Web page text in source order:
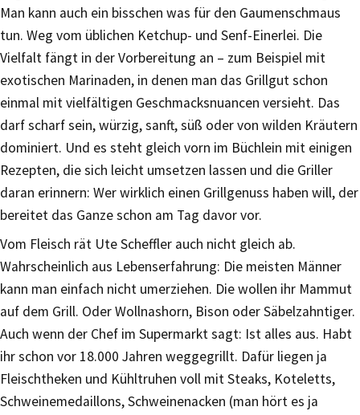
Man kann auch ein bisschen was für den Gaumenschmaus
tun. Weg vom üblichen Ketchup- und Senf-Einerlei. Die
Vielfalt fängt in der Vorbereitung an – zum Beispiel mit
exotischen Marinaden, in denen man das Grillgut schon
einmal mit vielfältigen Geschmacksnuancen versieht. Das
darf scharf sein, würzig, sanft, süß oder von wilden Kräutern
dominiert. Und es steht gleich vorn im Büchlein mit einigen
Rezepten, die sich leicht umsetzen lassen und die Griller
daran erinnern: Wer wirklich einen Grillgenuss haben will, der
bereitet das Ganze schon am Tag davor vor.
Vom Fleisch rät Ute Scheffler auch nicht gleich ab.
Wahrscheinlich aus Lebenserfahrung: Die meisten Männer
kann man einfach nicht umerziehen. Die wollen ihr Mammut
auf dem Grill. Oder Wollnashorn, Bison oder Säbelzahntiger.
Auch wenn der Chef im Supermarkt sagt: Ist alles aus. Habt
ihr schon vor 18.000 Jahren weggegrillt. Dafür liegen ja
Fleischtheken und Kühltruhen voll mit Steaks, Koteletts,
Schweinemedaillons, Schweinenacken (man hört es ja